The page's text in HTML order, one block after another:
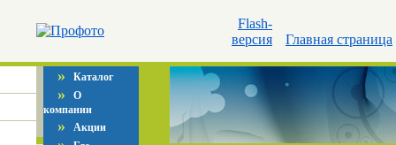
Flash-
версия
Главная страница
» Каталог
» О
компании
» Акции